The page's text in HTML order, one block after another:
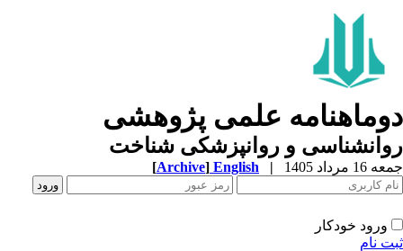
علمی پژوهشی
و روانپزشکی شناخت
مرداد 1405 |
English
[Archive]
ورود خودکار
نام